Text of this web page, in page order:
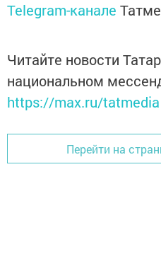
Telegram-канале
Читайте новости
национальном
https://max.ru/tatmedia
Перейти на